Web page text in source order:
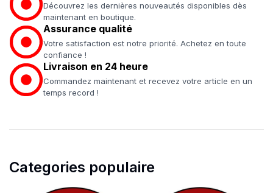
Découvrez les dernières nouveautés disponibles dès
maintenant en boutique.
Assurance qualité
Votre satisfaction est notre priorité. Achetez en toute
confiance !
Livraison en 24 heure
Commandez maintenant et recevez votre article en un
temps record !
Categories populaire